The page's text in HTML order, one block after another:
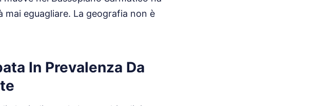
eguagliare. La geografia non è
In Prevalenza Da